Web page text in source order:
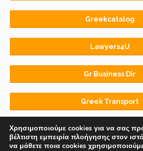
Greekcatalog
Lawyers4U
Gr Business Dir
Greek Transport
Χρησιμοποιούμε cookies για να σας
βέλτιστη εμπειρία πλοήγησης στον
να μάθετε ποια cookies